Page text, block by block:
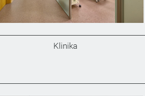
Klinika